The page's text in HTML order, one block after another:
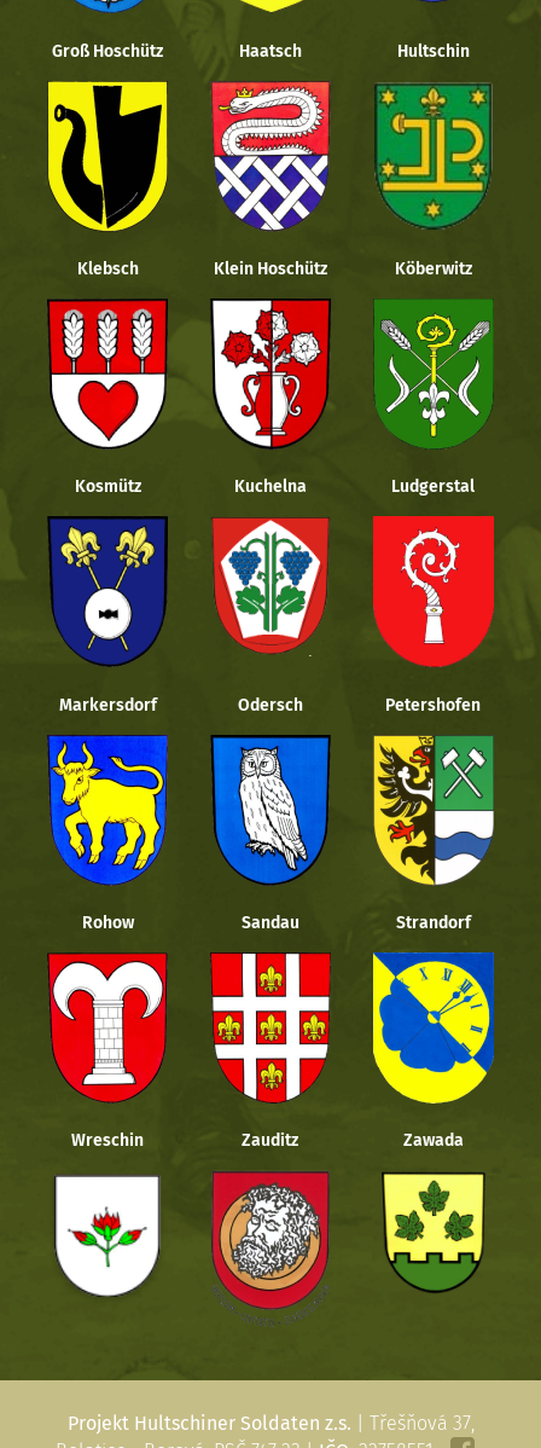
Groß Hoschütz Haatsch Hultschin
Klebsch Klein Hoschütz Köberwitz
Kosmütz Kuchelna Ludgerstal
Markersdorf Odersch Petershofen
Rohow Sandau Strandorf
Wreschin Zauditz Zawada
Projekt Hultschiner Soldaten z.s. | Třešňová 37,